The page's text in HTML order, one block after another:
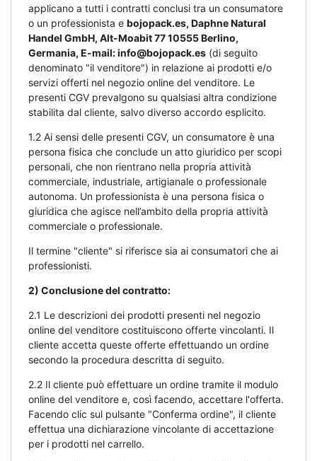
applicano a tutti i contratti conclusi tra un consumatore
o un professionista e bojopack.es, Daphne Natural
Handel GmbH, Alt-Moabit 77 10555 Berlino,
Germania, E-mail: info@bojopack.es(di seguito
denominato "il venditore") in relazione ai prodotti e/o
servizi offerti nel negozio online del venditore. Le
presenti CGV prevalgono su qualsiasi altra condizione
stabilita dal cliente, salvo diverso accordo esplicito.
1.2 Ai sensi delle presenti CGV, un consumatore è una
persona fisica che conclude un atto giuridico per scopi
personali, che non rientrano nella propria attività
commerciale, industriale, artigianale o professionale
autonoma. Un professionista è una persona fisica o
giuridica che agisce nell’ambito della propria attività
commerciale o professionale.
Il termine "cliente" si riferisce sia ai consumatori che ai
professionisti.
2) Conclusione del contratto:
2.1 Le descrizioni dei prodotti presenti nel negozio
online del venditore costituiscono offerte vincolanti. Il
cliente accetta queste offerte effettuando un ordine
secondo la procedura descritta di seguito.
2.2 Il cliente può effettuare un ordine tramite il modulo
online del venditore e, così facendo, accettare l'offerta.
Facendo clic sul pulsante "Conferma ordine", il cliente
effettua una dichiarazione vincolante di accettazione
per i prodotti nel carrello.